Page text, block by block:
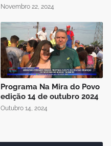
Novembro 22, 2024
Programa Na Mira do Povo
edição 14 de outubro 2024
Outubro 14, 2024